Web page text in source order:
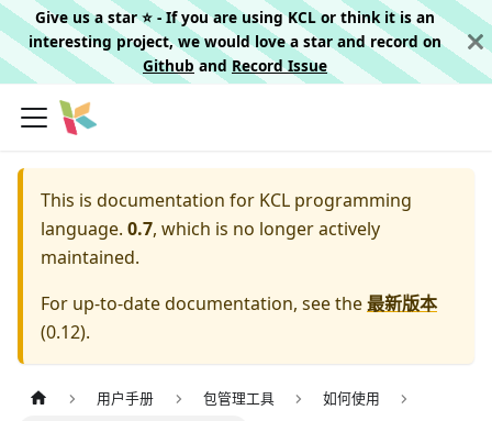
Give us a star ⭐️ - If you are using KCL or think it is an
interesting project, we would love a star and record on
Githuband Record Issue
This is documentation for KCL programming
language. 0.7, which is no longer actively
maintained.
For up-to-date documentation, see the最新版本
(0.12).
用户手册 包管理工具
如何使用